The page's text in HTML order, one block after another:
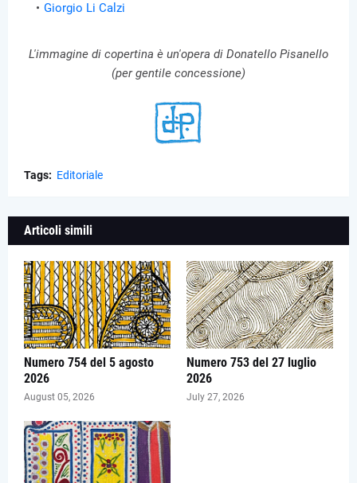
Giorgio Li Calzi
L'immagine di copertina è un'opera di Donatello Pisanello
(per gentile concessione)
Tags: Editoriale
Articoli simili
Numero 754 del 5 agosto
2026
August 05, 2026
Numero 753 del 27 luglio
2026
July 27, 2026